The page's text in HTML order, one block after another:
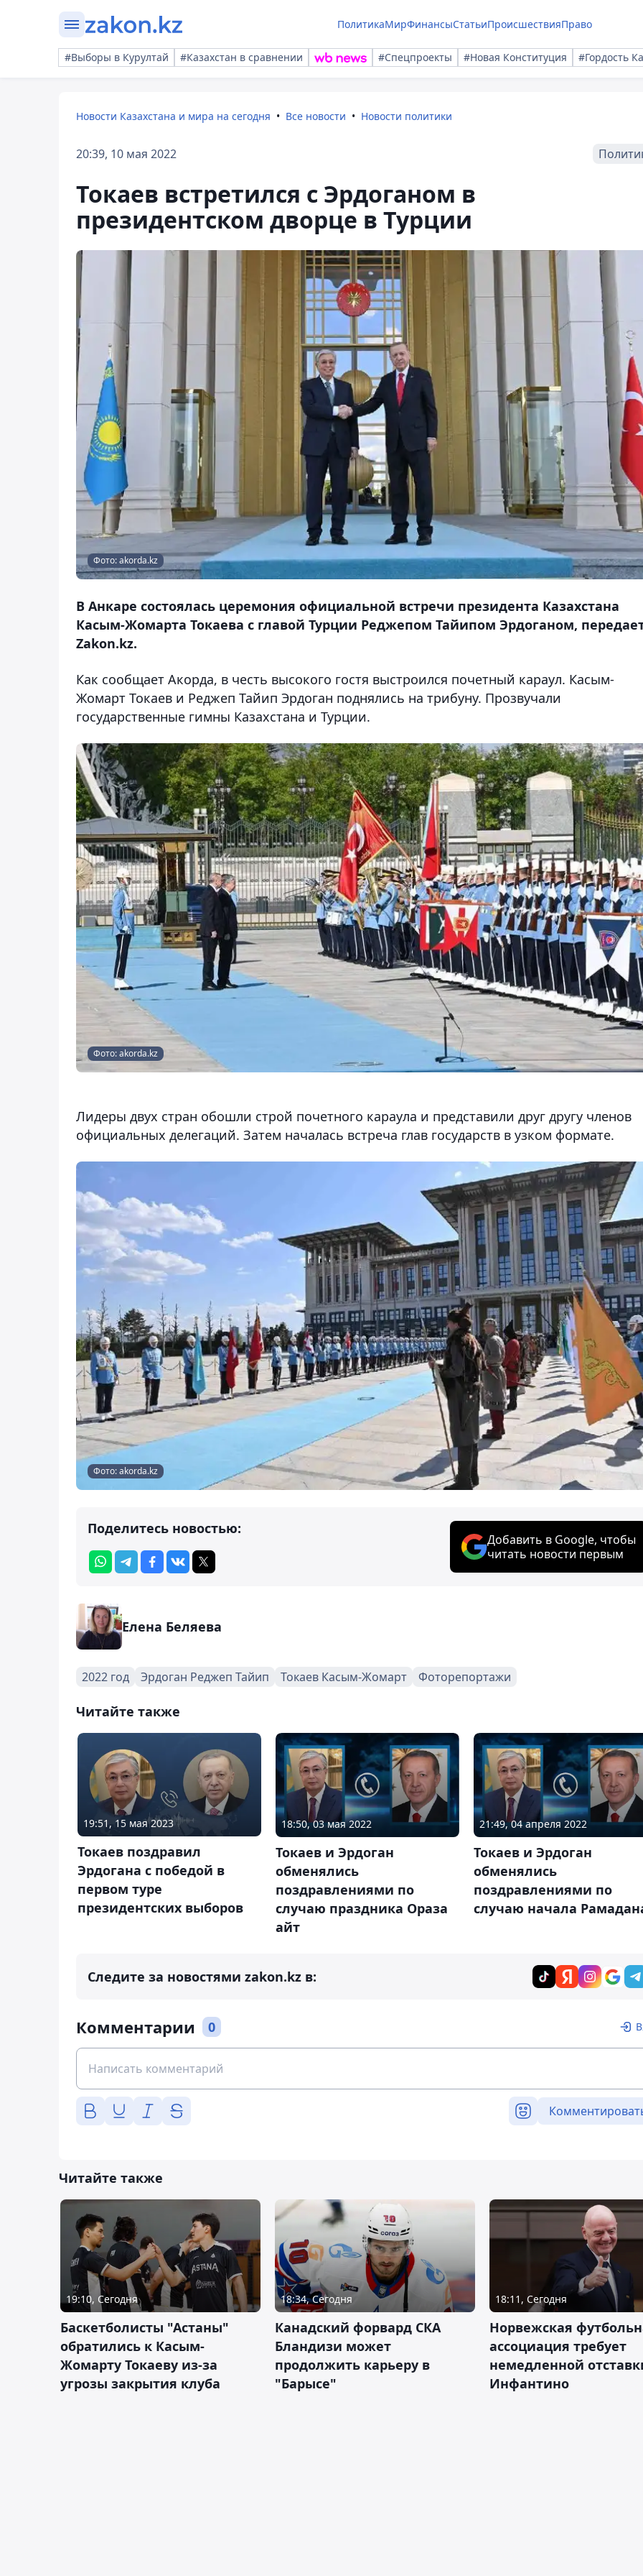
ПолитикаМирФинансыСтатьиПроисшествияПраво
#Выборы в Курултай #Казахстан в сравнении #Спецпроекты #Новая Конституция #Гордость
Новости Казахстана и мира на сегодня Все новости Новости политики
20:39, 10 мая 2022
Токаев встретился с Эрдоганом в
президентском дворце в Турции
Фото: akorda.kz
В Анкаре состоялась церемония официальной встречи президента Казахстана
Касым-Жомарта Токаева с главой Турции Реджепом Тайипом Эрдоганом,
Zakon.kz.
Как сообщает Акорда, в честь высокого гостя выстроился почетный караул. Касым-
Жомарт Токаев и Реджеп Тайип Эрдоган поднялись на трибуну. Прозвучали
государственные гимны Казахстана и Турции.
Фото: akorda.kz
Лидеры двух стран обошли строй почетного караула и представили друг другу членов
официальных делегаций. Затем началась встреча глав государств в узком формате.
Фото: akorda.kz
Поделитесь новостью:
Добавить в Google, чтобы
читать новости первым
Елена Беляева
2022 год Эрдоган Реджеп Тайип Токаев Касым-Жомарт Фоторепортажи
Читайте также
19:51, 15 мая 2023
Токаев поздравил
Эрдогана с победой в
первом туре
президентских выборов
18:50, 03 мая 2022
Токаев и Эрдоган
обменялись
поздравлениями по
случаю праздника Ораза
айт
21:49, 04 апреля 2022
Токаев и Эрдоган
обменялись
поздравлениями по
случаю начала
Следите за новостями zakon.kz в:
Комментарии 0
Читайте также
19:10, Сегодня
Баскетболисты "Астаны"
обратились к Касым-
Жомарту Токаеву из-за
угрозы закрытия клуба
18:34, Сегодня
Канадский форвард СКА
Бландизи может
продолжить карьеру в
"Барысе"
18:11, Сегодня
Норвежская
ассоциация требует
немедленной
Инфантино